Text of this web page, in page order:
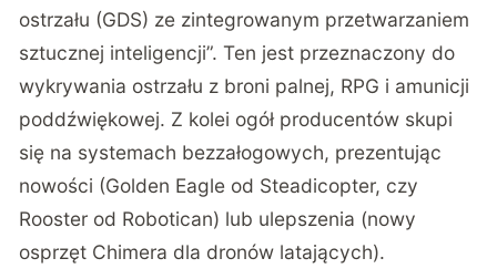
ostrzału (GDS) ze zintegrowanym przetwarzaniem
sztucznej inteligencji”. Ten jest przeznaczony do
wykrywania ostrzału z broni palnej, RPG i amunicji
poddźwiękowej. Z kolei ogół producentów skupi
się na systemach bezzałogowych, prezentując
nowości (Golden Eagle od Steadicopter, czy
Rooster od Robotican) lub ulepszenia (nowy
osprzęt Chimera dla dronów latających).